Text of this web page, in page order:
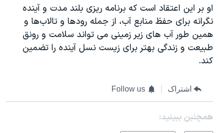
او بر این اعتقاد است که برنامه ریزی بلند مدت و آینده
نگرانه برای حفظ منابع آب، از جمله رودها و تالاب‌ها و
همین طور آب های زیر زمینی می تواند سلامت و رونق
طبیعت و زندگی بهتر برای زیست نسل آینده را تضمین
کند.
اشتراک Follow us
همچنبن ببینید: